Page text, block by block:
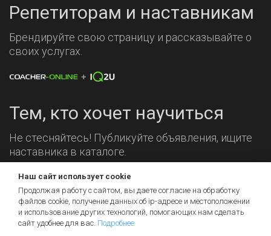
Репетиторам и наставникам
Брендируйте свою страницу и рассказывайте о
своих услугах.
Тем, кто хочет научиться
Не стесняйтесь! Публикуйте объявления, ищите
наставника в каталоге.
Мы на связи!
Наш сайт использует cookie
Продолжая работу с сайтом, вы даете согласие на обработку
файлов cookie, получение данных об ip-адресе и местоположении
и использование других технологий, помогающих нам сделать
сайт удобнее для вас. Подробнее